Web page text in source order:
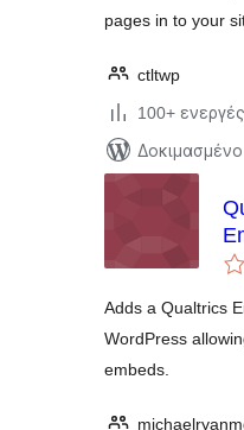
pages in to your
ctltwp
100+
Adds a Qualtrics
WordPress
embeds.